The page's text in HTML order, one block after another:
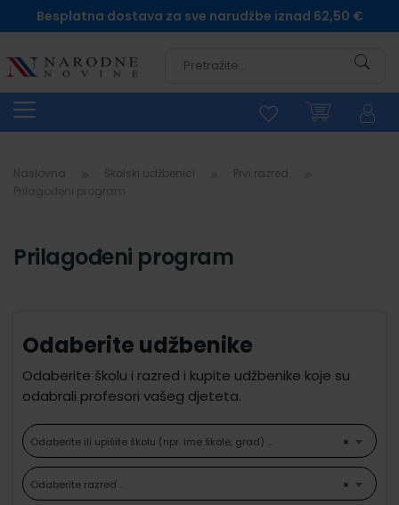
Besplatna dostava za sve narudžbe iznad 62,50 €
Naslovna Školski udžbenici
Prvi razred
Prilagođeni program
Odaberite udžbenike
Odaberite školu i razred i kupite udžbenike koje su
odabrali profesori vašeg djeteta.
×
Odaberite ili upišite školu (npr. ime škole, grad) ...
×
Odaberite razred ...